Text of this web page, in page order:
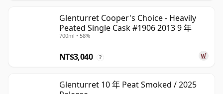
Glenturret Cooper's Choice - Heavily
Peated Single Cask #1906 2013 9 年
700ml • 58%
NT$3,040 ?
Glenturret 10 年 Peat Smoked / 2025